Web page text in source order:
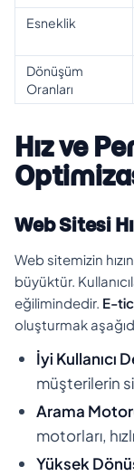
Esneklik
Dönüşüm
Oranları
Hız ve
Web Sitesi
Web sitemizin
büyüktür.
eğilimindedir. E-
oluşturmak
İyi Kullanıcı
müşterilerin
Arama
motorları,
Yüksek